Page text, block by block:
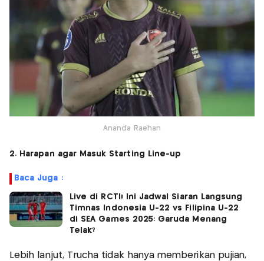
Ananda Raehan
2. Harapan agar Masuk Starting Line-up
Baca Juga :
Live di RCTI! Ini Jadwal Siaran Langsung
Timnas Indonesia U-22 vs Filipina U-22
di SEA Games 2025: Garuda Menang
Telak?
Lebih lanjut, Trucha tidak hanya memberikan pujian,